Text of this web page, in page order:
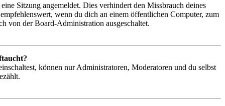
Sitzung angemeldet. Dies verhindert den Missbrauch deines
wenn du dich an einem öffentlichen Computer, zum
von der Board-Administration ausgeschaltet.
können nur Administratoren, Moderatoren und du selbst